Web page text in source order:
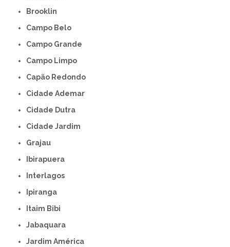
Brooklin
Campo Belo
Campo Grande
Campo Limpo
Capão Redondo
Cidade Ademar
Cidade Dutra
Cidade Jardim
Grajau
Ibirapuera
Interlagos
Ipiranga
Itaim Bibi
Jabaquara
Jardim América